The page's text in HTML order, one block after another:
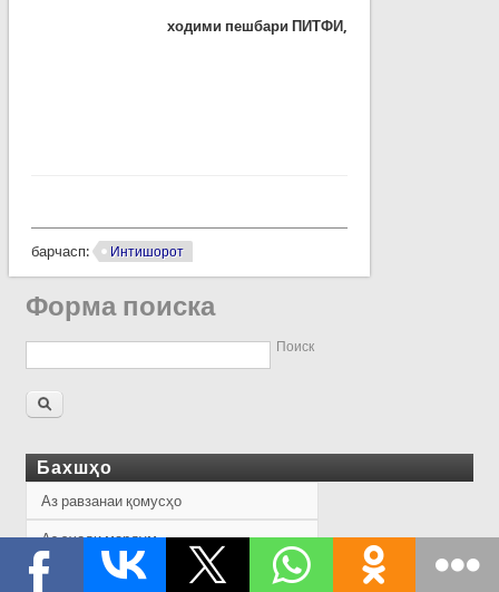
ходими пешбари ПИТФИ,
барчасп: Интишорот
Форма поиска
Поиск
Бахшҳо
Аз равзанаи қомусҳо
Аз эҷоди мардум
Навгониҳо